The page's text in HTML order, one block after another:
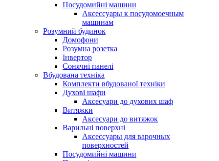
Посудомийні машини
Аксессуары к посудомоечным
машинам
Розумний будинок
Домофони
Розумна розетка
Інвертор
Сонячні панелі
Вбудована техніка
Комплекти вбудованої техніки
Духові шафи
Аксесуари до духових шаф
Витяжки
Аксесуари до витяжок
Варильні поверхні
Аксессуары для варочных
поверхностей
Посудомийні машини